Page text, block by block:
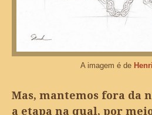
A imagem é de
Mas, mantemos fora da
a etapa na qual, por